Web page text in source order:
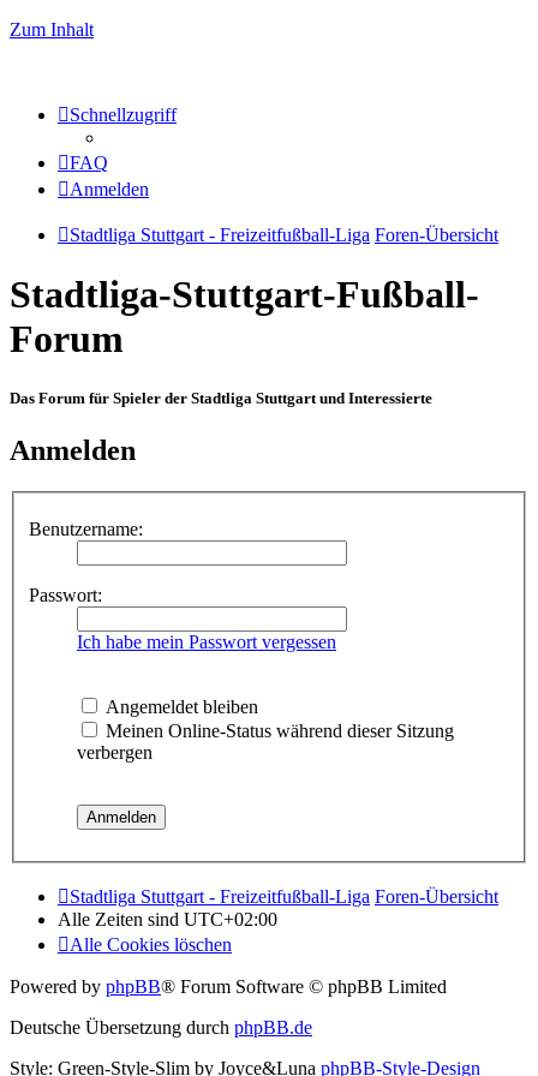
Zum Inhalt
Schnellzugriff
FAQ
Anmelden
Stadtliga Stuttgart - Freizeitfußball-Liga Foren-Übersicht
Stadtliga-Stuttgart-Fußball-
Forum
Das Forum für Spieler der Stadtliga Stuttgart und Interessierte
Anmelden
Benutzername:
Passwort:
Ich habe mein Passwort vergessen
Angemeldet bleiben
Meinen Online-Status während dieser Sitzung
verbergen
Stadtliga Stuttgart - Freizeitfußball-Liga Foren-Übersicht
Alle Zeiten sind UTC+02:00
Alle Cookies löschen
Powered by phpBB® Forum Software © phpBB Limited
Deutsche Übersetzung durch phpBB.de
Style: Green-Style-Slim by Joyce&Luna phpBB-Style-Design